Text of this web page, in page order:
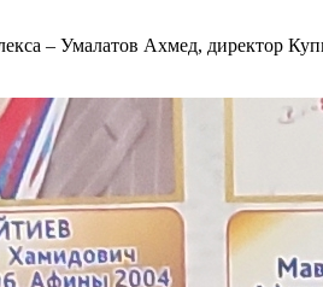
– Умалатов Ахмед, директор